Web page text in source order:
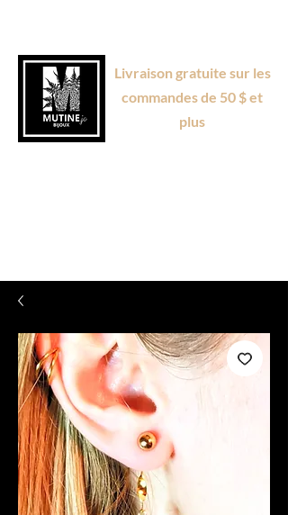
Livraison gratuite sur les
commandes de 50 $ et
plus